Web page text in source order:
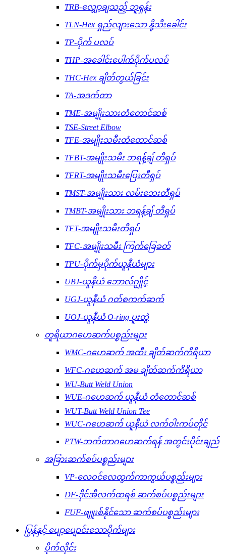
TRB-လျှော့ချသည့် ဘူရှန်း
TLN-Hex ရှည်လျားသော နို့သီးခေါင်း
TP-ပိုက် ပလပ်
THP-အခေါင်းပေါက်ပိုက်ပလပ်
THC-Hex ချိတ်တွယ်ခြင်း
TA-အဒက်တာ
TME-အမျိုးသားတံတောင်ဆစ်
TSE-Street Elbow
TFE-အမျိုးသမီးတံတောင်ဆစ်
TFBT-အမျိုးသမီး ဘရန့်ချ် တီရှပ်
TFRT-အမျိုးသမီးပြေးတီရှပ်
TMST-အမျိုးသား လမ်းဘေးတီရှပ်
TMBT-အမျိုးသား ဘရန့်ချ် တီရှပ်
TFT-အမျိုးသမီးတီရှပ်
TFC-အမျိုးသမီး ကြက်ခြေခတ်
TPU-ပိုက်မှပိုက်ယူနီယံများ
UBJ-ယူနီယံ ဘောလ်ဂျွိုင့်
UGJ-ယူနီယံ ဂတ်စကက်ဆက်
UOJ-ယူနီယံ O-ring ပူးတွဲ
တူရိယာဂဟေဆက်ပစ္စည်းများ
WMC-ဂဟေဆက် အထီး ချိတ်ဆက်ကိရိယာ
WFC-ဂဟေဆက် အမ ချိတ်ဆက်ကိရိယာ
WU-Butt Weld Union
WUE-ဂဟေဆက် ယူနီယံ တံတောင်ဆစ်
WUT-Butt Weld Union Tee
WUC-ဂဟေဆက် ယူနီယံ လက်ဝါးကပ်တိုင်
PTW-ဘက်တာဂဟေဆက်ရန် အတွင်းပိုင်းချည်
အခြားဆက်စပ်ပစ္စည်းများ
VP-လေဝင်လေထွက်ကာကွယ်ပစ္စည်းများ
DF-ဒိုင်အီလက်ထရစ် ဆက်စပ်ပစ္စည်းများ
FUF-ဖျူးစ်နိုင်သော ဆက်စပ်ပစ္စည်းများ
ပြွန်နှင့် ပျော့ပျောင်းသောပိုက်များ
ပိုက်လိုင်း